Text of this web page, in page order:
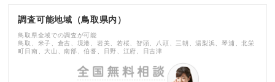
調査可能地域（鳥取県内）
鳥取県全域での調査が可能
鳥取、米子、倉吉、境港、岩美、若桜、智頭、八頭、三朝、湯梨浜、琴浦、北栄
町日南、大山、南部、伯耆、日野、江府、日吉津